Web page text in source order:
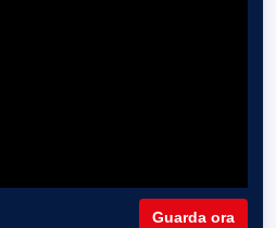
Guarda ora